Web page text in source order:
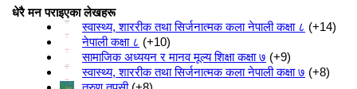
धेरै मन पराइएका लेखहरू
स्वास्थ्य, शाररीक तथा सिर्जनात्मक कला नेपाली कक्षा ८
+14
नेपाली कक्षा ८
+10
सामाजिक अध्ययन र मानव मूल्य शिक्षा कक्षा ७ +9
स्वास्थ्य, शाररीक तथा सिर्जनात्मक कला नेपाली कक्षा ७ +8